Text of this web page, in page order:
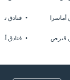
أماسرا
قبرص
فنادق
فنادق